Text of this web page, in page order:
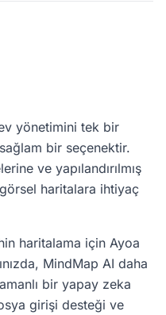
uzantılarına da
yönetimini tek bir
bir seçenektir.
ve yapılandırılmış
haritalara ihtiyaç
haritalama için Ayoa
MindMap AI daha
bir yapay zeka
girişi desteği ve